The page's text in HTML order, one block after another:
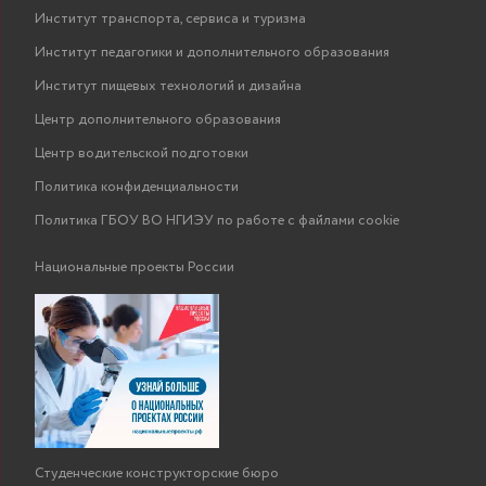
Институт транспорта, сервиса и туризма
Институт педагогики и дополнительного образования
Институт пищевых технологий и дизайна
Центр дополнительного образования
Центр водительской подготовки
Политика конфиденциальности
Политика ГБОУ ВО НГИЭУ по работе с файлами cookie
Национальные проекты России
Студенческие конструкторские бюро